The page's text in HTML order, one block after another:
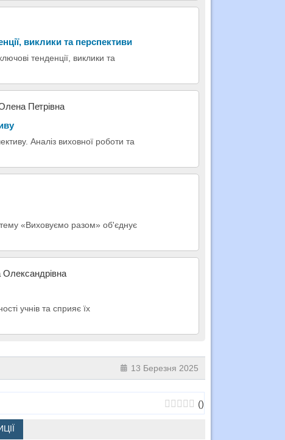
виклики та перспективи
тенденції, виклики та
Петрівна
Аналіз виховної роботи та
тему «Виховуємо разом» об'єднує
Олександрівна
учнів та сприяє їх
13 Березня 2025
()